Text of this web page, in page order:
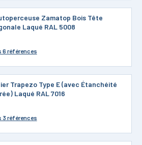
Zamatop Bois Tête
Laqué RAL 5008
6 références
Trapezo Type E (avec Étanchéité
Laqué RAL 7016
3 références